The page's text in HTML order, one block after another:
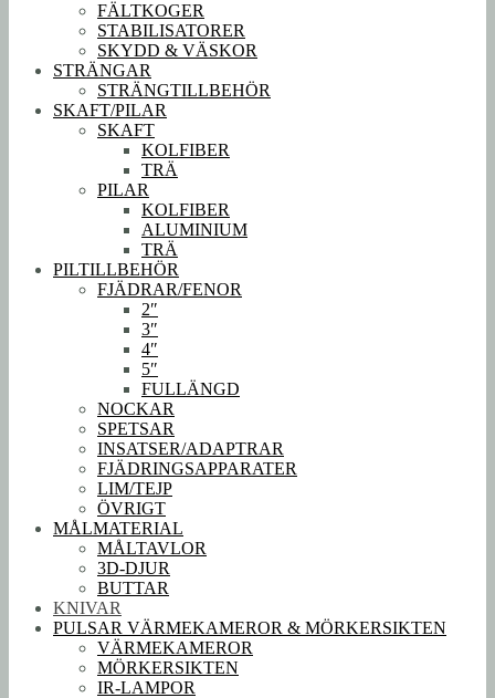
FÄLTKOGER
STABILISATORER
SKYDD & VÄSKOR
STRÄNGAR
STRÄNGTILLBEHÖR
SKAFT/PILAR
SKAFT
KOLFIBER
TRÄ
PILAR
KOLFIBER
ALUMINIUM
TRÄ
PILTILLBEHÖR
FJÄDRAR/FENOR
2″
3″
4″
5″
FULLÄNGD
NOCKAR
SPETSAR
INSATSER/ADAPTRAR
FJÄDRINGSAPPARATER
LIM/TEJP
ÖVRIGT
MÅLMATERIAL
MÅLTAVLOR
3D-DJUR
BUTTAR
KNIVAR
PULSAR VÄRMEKAMEROR & MÖRKERSIKTEN
VÄRMEKAMEROR
MÖRKERSIKTEN
IR-LAMPOR